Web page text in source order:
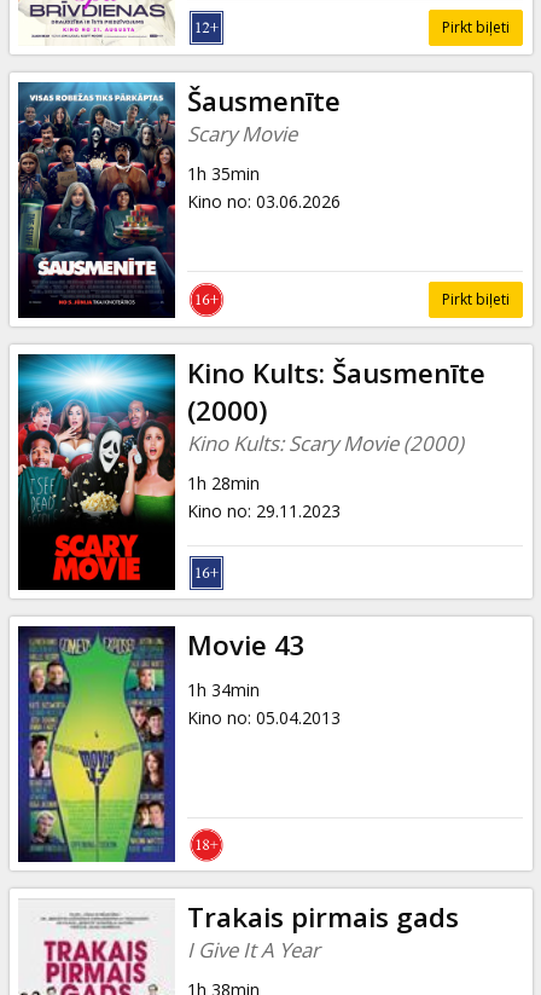
Uzkodas
B2B
Kino
Klubs
Pirkt biļeti
Šausmenīte
Scary Movie
1h 35min
Kino no: 03.06.2026
Pirkt biļeti
Kino Kults: Šausmenīte
(2000)
Kino Kults: Scary Movie (2000)
1h 28min
Kino no: 29.11.2023
Movie 43
1h 34min
Kino no: 05.04.2013
Trakais pirmais gads
I Give It A Year
1h 38min